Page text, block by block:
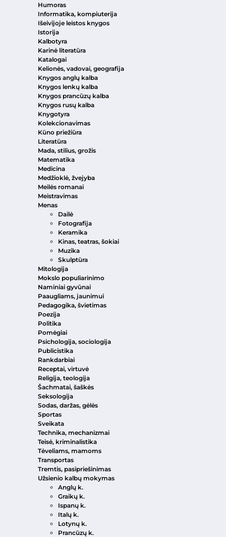
Humoras
Informatika, kompiuterija
Išeivijoje leistos knygos
Istorija
Kalbotyra
Karinė literatūra
Katalogai
Kelionės, vadovai, geografija
Knygos anglų kalba
Knygos lenkų kalba
Knygos prancūzų kalba
Knygos rusų kalba
Knygotyra
Kolekcionavimas
Kūno priežiūra
Literatūra
Mada, stilius, grožis
Matematika
Medicina
Medžioklė, žvejyba
Meilės romanai
Meistravimas
Menas
Dailė
Fotografija
Keramika
Kinas, teatras, šokiai
Muzika
Skulptūra
Mitologija
Mokslo populiarinimo
Naminiai gyvūnai
Paaugliams, jaunimui
Pedagogika, švietimas
Poezija
Politika
Pomėgiai
Psichologija, sociologija
Publicistika
Rankdarbiai
Receptai, virtuvė
Religija, teologija
Šachmatai, šaškės
Seksologija
Sodas, daržas, gėlės
Sportas
Sveikata
Technika, mechanizmai
Teisė, kriminalistika
Tėveliams, mamoms
Transportas
Tremtis, pasipriešinimas
Užsienio kalbų mokymas
Anglų k.
Graikų k.
Ispanų k.
Italų k.
Lotynų k.
Prancūzų k.